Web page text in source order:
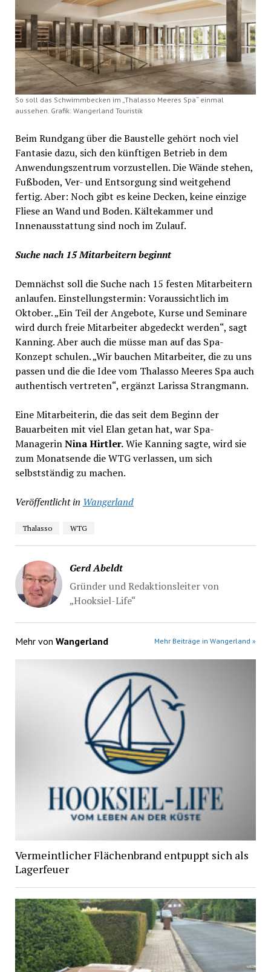
So soll das Schwimmbecken im „Thalasso Meeres Spa“ einmal
aussehen. Grafik: Wangerland Touristik
Beim Rundgang über die Baustelle gehört noch viel
Fantasie dazu, sich den künftigen Betrieb in dem
Anwendungszentrum vorzustellen. Die Wände stehen,
Fußboden, Ver- und Entsorgung sind weitgehend
fertig. Aber: Noch gibt es keine Decken, keine einzige
Fliese an Wand und Boden. Kältekammer und
Innenausstattung sind noch im Zulauf.
Suche nach 15 Mitarbeitern beginnt
Demnächst soll die Suche nach 15 festen Mitarbeitern
anlaufen. Einstellungstermin: Voraussichtlich im
Oktober. „Ein Teil der Angebote, Kurse und Seminare
wird durch freie Mitarbeiter abgedeckt werden“, sagt
Kanning. Aber auch die müsse man auf das Spa-
Konzept schulen. „Wir bauchen Mitarbeiter, die zu uns
passen und die die Idee vom Thalasso Meeres Spa auch
authentisch vertreten“, ergänzt Larissa Strangmann.
Eine Mitarbeiterin, die das seit dem Beginn der
Bauarbeiten mit viel Elan getan hat, war Spa-
ManagerinNina Hirtler.Wie Kanning sagte, wird sie
zum Monatsende die WTG verlassen, um sich
selbstständig zu machen.
Veröffentlicht in Wangerland
Thalasso WTG
Gerd Abeldt
Gründer und Redaktionsleiter von
„Hooksiel-Life“
Mehr von Wangerland Mehr Beiträge in Wangerland »
Vermeintlicher Flächenbrand entpuppt sich als
Lagerfeuer